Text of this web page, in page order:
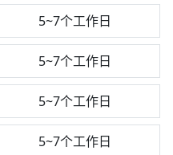
5~7个工作日
5~7个工作日
5~7个工作日
5~7个工作日